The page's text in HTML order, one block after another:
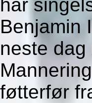
har
Benjamin
neste
føtterfør